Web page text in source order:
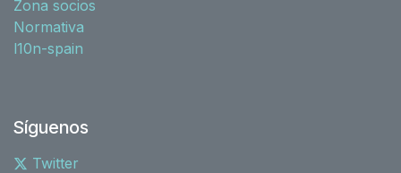
Zona socios
Normativa
l10n-spain
Síguenos
Twitter